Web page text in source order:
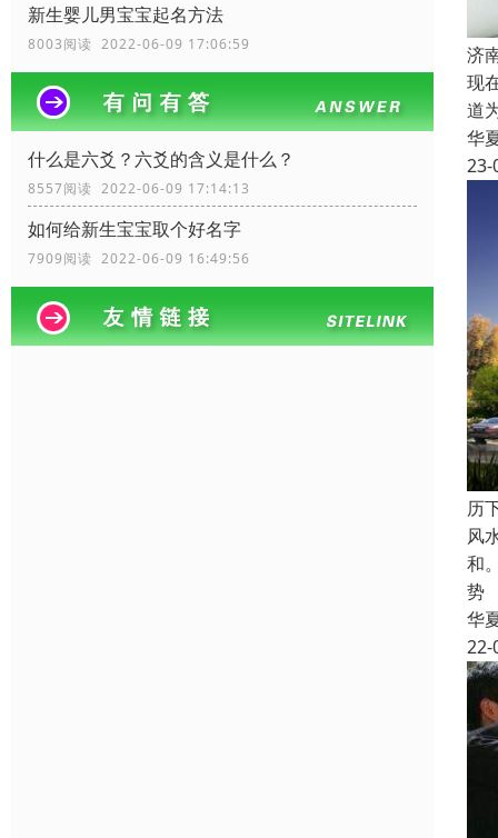
新生婴儿男宝宝起名方法
8003阅读 2022-06-09 17:06:59
什么是六爻？六爻的含义是什么？
8557阅读 2022-06-09 17:14:13
如何给新生宝宝取个好名字
7909阅读 2022-06-09 16:49:56
济
现
道
华
23-
历
风
和
势
华
22-